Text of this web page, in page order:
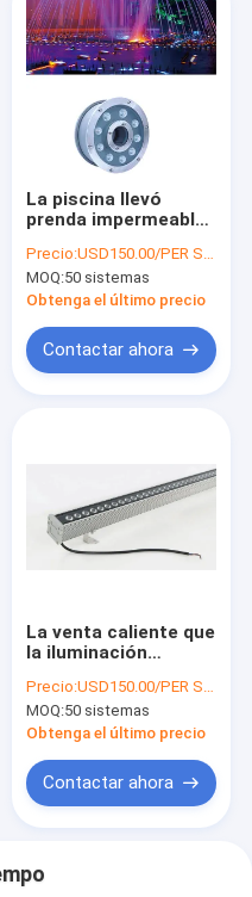
La piscina llevó
prenda impermeable
lámpara 12v llevó el
paisaje que encendía
el proyector solar
Precio:USD150.00/PER SET
MOQ:50 sistemas
Obtenga el último precio
Contactar ahora
La venta caliente que
la iluminación
montada en la pared
del paisaje llevó
3000K ligero 6000K
pared llevó la luz
linear 30-90°
Precio:USD150.00/PER SET
MOQ:50 sistemas
Obtenga el último precio
Contactar ahora